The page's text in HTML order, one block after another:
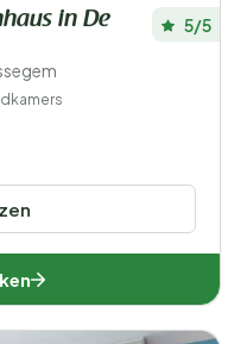
in De
5/5